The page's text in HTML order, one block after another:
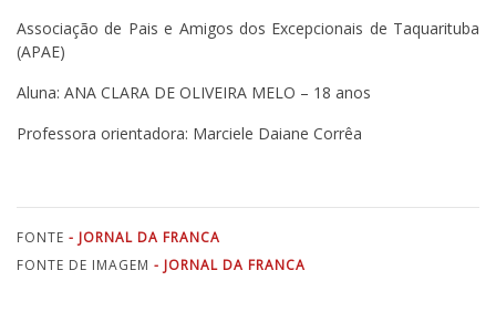
Associação de Pais e Amigos dos Excepcionais de Taquarituba
(APAE)
Aluna: ANA CLARA DE OLIVEIRA MELO – 18 anos
Professora orientadora: Marciele Daiane Corrêa
FONTE - JORNAL DA FRANCA
FONTE DE IMAGEM - JORNAL DA FRANCA